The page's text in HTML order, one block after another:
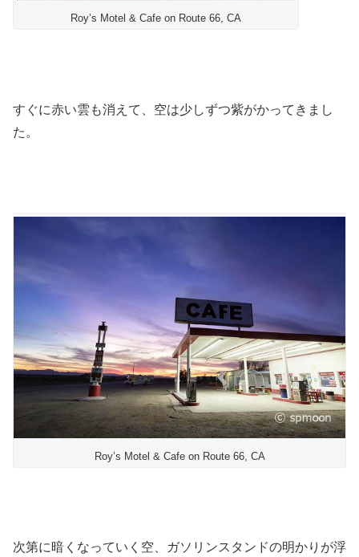
Roy’s Motel & Cafe on Route 66, CA
すぐに赤い雲も消えて、空は少しずつ紫がかってきまし
た。
Roy’s Motel & Cafe on Route 66, CA
次第に暗くなっていく空、ガソリンスタンドの明かりが浮